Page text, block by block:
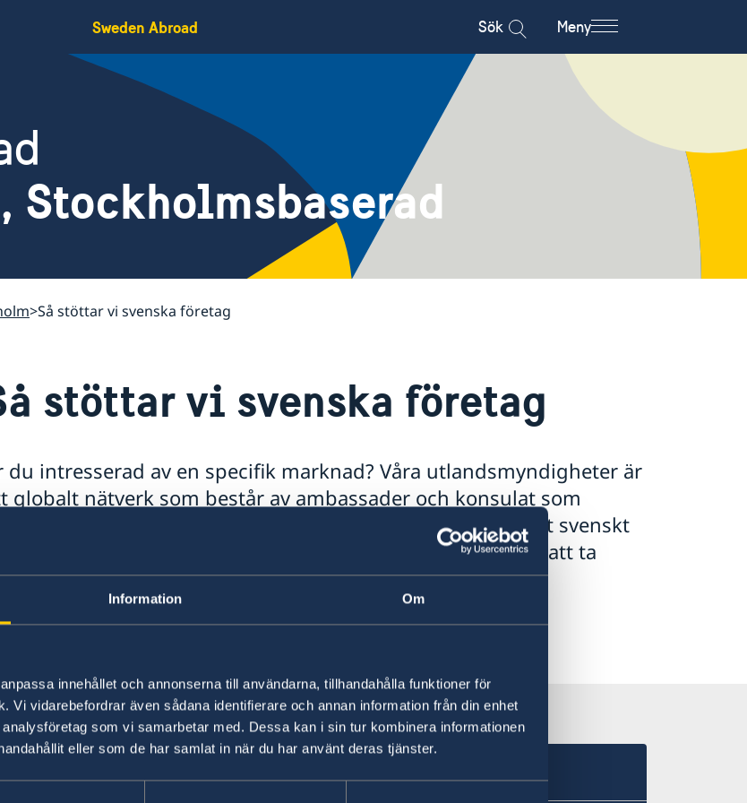
Information Om
innehållet och annonserna till användarna, tillhandahålla funktioner för
Vi vidarebefordrar även sådana identifierare och annan information från din enhet
som vi samarbetar med. Dessa kan i sin tur kombinera informationen
eller som de har samlat in när du har använt deras tjänster.
Sweden Abroad Sök Meny
Stockholmsbaserad
Så stöttar vi svenska företag
stöttar vi svenska företag
du intresserad av en specifik marknad? Våra utlandsmyndigheter är
globalt nätverk som består av ambassader och konsulat som
dörrar, skapar kontakter och guidar dig rätt. Är du ett svenskt
som behöver hjälp? Här hittar du allt du behöver för att ta
steg – enkelt och samlat.